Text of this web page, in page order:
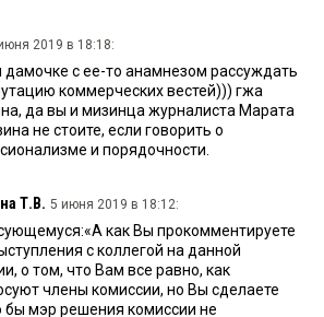
2019 в 18:18:
дамочке с ее-то анамнезом рассуждать
коммерческих вестей))) гжа
да вы и мизинца журналиста Марата
не стоите, если говорить о
и порядочности.
Т.В. 5 июня 2019 в 18:12:
как Вы прокомментируете
с коллегой на данной
о том, что Вам все равно, как
члены комиссии, но Вы сделаете
бы мэр решения комиссии не